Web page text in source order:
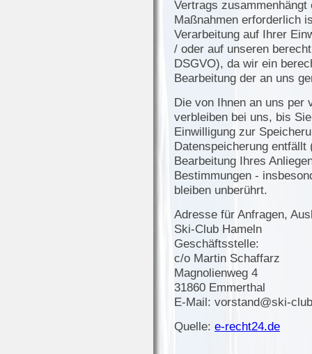
Vertrags
Maßnahmen erforderlich
Verarbeitung auf Ihrer
/ oder auf unseren
DSGVO), da wir ein
Bearbeitung der an uns
Die von Ihnen an uns per
verbleiben bei uns, bis
Einwilligung zur
Datenspeicherung
Bearbeitung Ihres
Bestimmungen -
bleiben unberührt.
Adresse für Anfragen,
Ski-Club Hameln
Geschäftsstelle:
c/o Martin Schaffarz
Magnolienweg 4
31860 Emmerthal
E-Mail: vorstand@ski-
Quelle: e-recht24.de